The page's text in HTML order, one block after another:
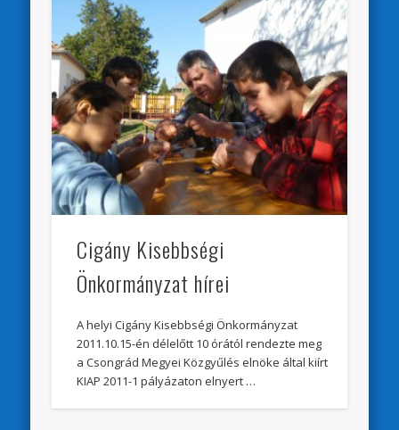
Cigány Kisebbségi
Önkormányzat hírei
A helyi Cigány Kisebbségi Önkormányzat
2011.10.15-én délelőtt 10 órától rendezte meg
a Csongrád Megyei Közgyűlés elnöke által kiírt
KIAP 2011-1 pályázaton elnyert …